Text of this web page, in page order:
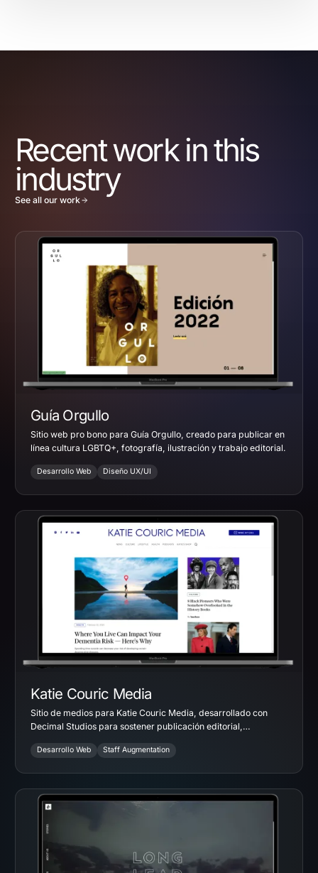
Recent work in this
industry
See all our work
Guía Orgullo
Sitio web pro bono para Guía Orgullo, creado para publicar en
línea cultura LGBTQ+, fotografía, ilustración y trabajo editorial.
Desarrollo Web Diseño UX/UI
Katie Couric Media
Sitio de medios para Katie Couric Media, desarrollado con
Decimal Studios para sostener publicación editorial,
Desarrollo Web Staff Augmentation